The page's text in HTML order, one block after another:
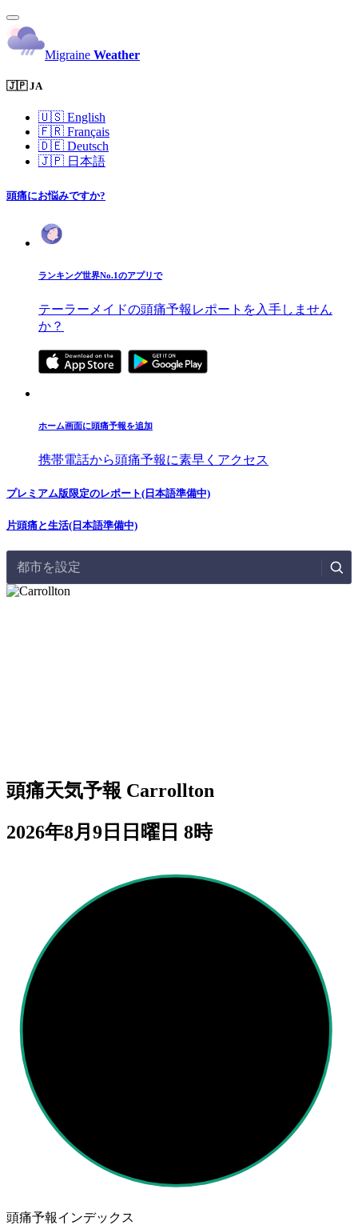
Migraine Weather
🇯🇵 JA
🇺🇸 English
🇫🇷 Français
🇩🇪 Deutsch
🇯🇵 日本語
頭痛にお悩みですか?
ランキング世界No.1のアプリで
テーラーメイドの頭痛予報レポートを入手しません
か？
ホーム画面に頭痛予報を追加
携帯電話から頭痛予報に素早くアクセス
プレミアム版限定のレポート(日本語準備中)
片頭痛と生活(日本語準備中)
都市を設定
頭痛天気予報 Carrollton
2026年8月9日日曜日 8時
頭痛予報インデックス